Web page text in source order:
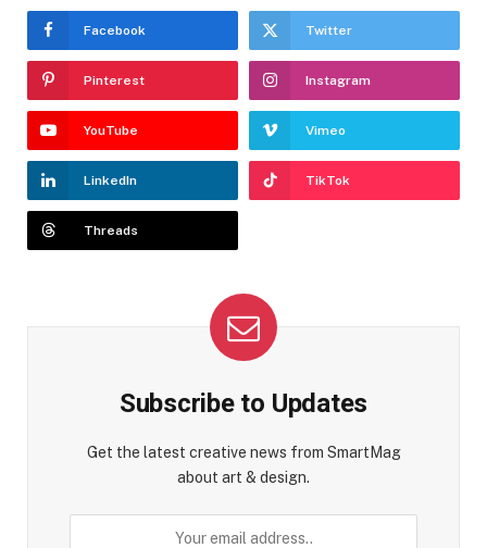
Facebook Twitter
Pinterest Instagram
YouTube Vimeo
LinkedIn TikTok
Threads
Subscribe to Updates
Get the latest creative news from SmartMag
about art & design.